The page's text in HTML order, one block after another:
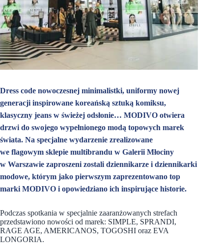
Dress code nowoczesnej minimalistki, uniformy nowej
generacji inspirowane koreańską sztuką komiksu,
klasyczny jeans w świeżej odsłonie… MODIVO otwiera
drzwi do swojego wypełnionego modą topowych marek
świata. Na specjalne wydarzenie zrealizowane
we flagowym sklepie multibrandu w Galerii Młociny
w Warszawie zaproszeni zostali dziennikarze i dziennikarki
modowe, którym jako pierwszym zaprezentowano top
marki MODIVO i opowiedziano ich inspirujące historie.
Podczas spotkania w specjalnie zaaranżowanych strefach
przedstawiono nowości od marek: SIMPLE, SPRANDI,
RAGE AGE, AMERICANOS, TOGOSHI oraz EVA
LONGORIA.